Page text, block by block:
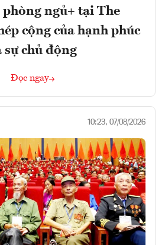
phòng ngủ+ tại The
cộng của hạnh phúc
sự chủ động
Đọc ngay
10:23, 07/08/2026